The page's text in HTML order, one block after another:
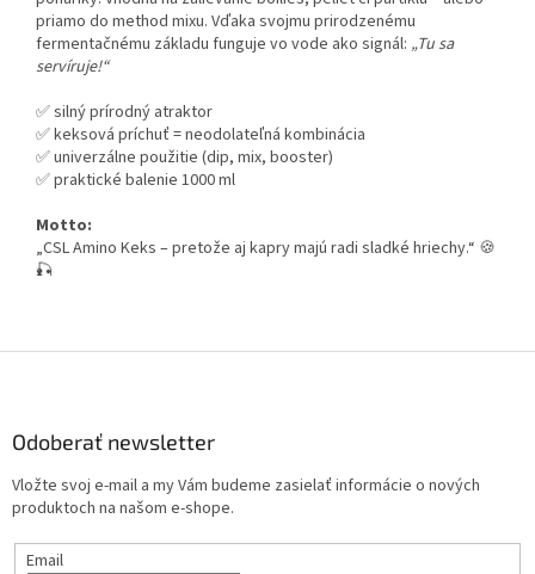
priamo do method mixu. Vďaka svojmu prirodzenému
fermentačnému základu funguje vo vode ako signál: „Tu sa
servíruje!“
✅ silný prírodný atraktor
✅ keksová príchuť = neodolateľná kombinácia
✅ univerzálne použitie (dip, mix, booster)
✅ praktické balenie 1000 ml
Motto:
„CSL Amino Keks – pretože aj kapry majú radi sladké hriechy.“ 🍪
🎣
Odoberať newsletter
Vložte svoj e-mail a my Vám budeme zasielať informácie o nových
produktoch na našom e-shope.
Email